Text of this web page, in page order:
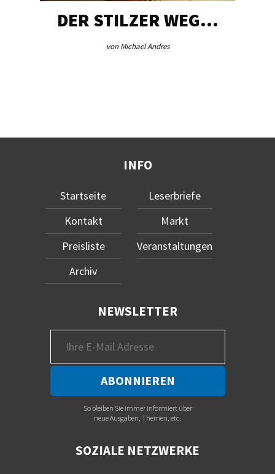
DER STILZER WEG…
von Michael Andres
INFO
Startseite
Kontakt
Preisliste
Archiv
Leserbriefe
Markt
Veranstaltungen
NEWSLETTER
So bleiben Sie immer informiert über
neue Ausgaben, Themen, etc.
SOZIALE NETZWERKE